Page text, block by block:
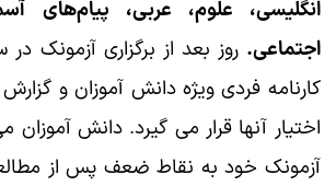
انگلیسی، علوم، عربی، پیام‌های
اجتماعی.
کارنامه فردی ویژه دانش آموزان و
اختیار آنها قرار می گیرد. دانش آموزان
آزمونک خود به نقاط ضعف پس از